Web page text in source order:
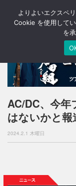
AC/DC、今
はないかと報
2024.2.1 木曜日
よりよいエクスペ
Cookie を使用して
を